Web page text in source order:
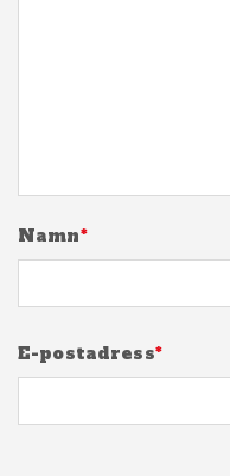
Namn*
E-postadress*